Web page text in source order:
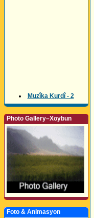
Muzîka Kurdî - 2
Photo Gallery–Xoybun
Foto & Animasyon